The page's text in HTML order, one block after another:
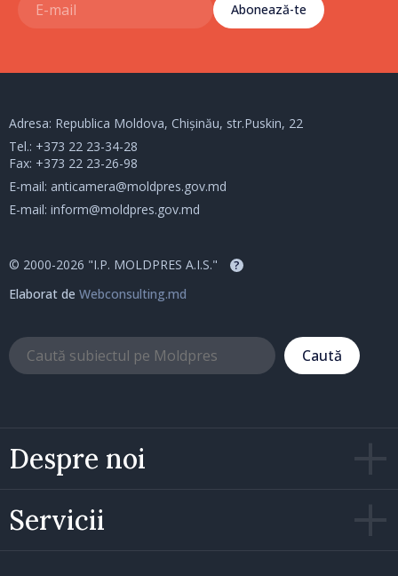
Abonează-te
Despre noi
Servicii
Adresa: Republica Moldova, Chișinău, str.Puskin, 22
Tel.: +373 22 23-34-28
Fax: +373 22 23-26-98
E-mail: anticamera@moldpres.gov.md
E-mail: inform@moldpres.gov.md
© 2000-2026 "I.P. MOLDPRES A.I.S." ?
Elaborat de Webconsulting.md
Caută